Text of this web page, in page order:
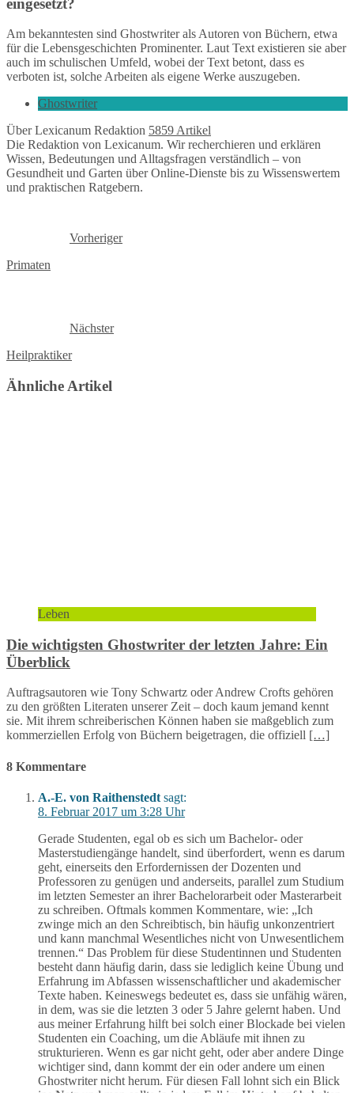
Am bekanntesten sind Ghostwriter als Autoren von Büchern, etwa
für die Lebensgeschichten Prominenter. Laut Text existieren sie aber
auch im schulischen Umfeld, wobei der Text betont, dass es
verboten ist, solche Arbeiten als eigene Werke auszugeben.
Ghostwriter
Über Lexicanum Redaktion 5859 Artikel
Die Redaktion von Lexicanum. Wir recherchieren und erklären
Wissen, Bedeutungen und Alltagsfragen verständlich – von
Gesundheit und Garten über Online-Dienste bis zu Wissenswertem
und praktischen Ratgebern.
Vorheriger
Primaten
Nächster
Heilpraktiker
Ähnliche Artikel
Leben
Die wichtigsten Ghostwriter der letzten Jahre: Ein
Überblick
Auftragsautoren wie Tony Schwartz oder Andrew Crofts gehören
zu den größten Literaten unserer Zeit – doch kaum jemand kennt
sie. Mit ihrem schreiberischen Können haben sie maßgeblich zum
kommerziellen Erfolg von Büchern beigetragen, die offiziell […]
8 Kommentare
A.-E. von Raithenstedt sagt:
8. Februar 2017 um 3:28 Uhr
Gerade Studenten, egal ob es sich um Bachelor- oder
Masterstudiengänge handelt, sind überfordert, wenn es darum
geht, einerseits den Erfordernissen der Dozenten und
Professoren zu genügen und anderseits, parallel zum Studium
im letzten Semester an ihrer Bachelorarbeit oder Masterarbeit
zu schreiben. Oftmals kommen Kommentare, wie: „Ich
zwinge mich an den Schreibtisch, bin häufig unkonzentriert
und kann manchmal Wesentliches nicht von Unwesentlichem
trennen.“ Das Problem für diese Studentinnen und Studenten
besteht dann häufig darin, dass sie lediglich keine Übung und
Erfahrung im Abfassen wissenschaftlicher und akademischer
Texte haben. Keineswegs bedeutet es, dass sie unfähig wären,
in dem, was sie die letzten 3 oder 5 Jahre gelernt haben. Und
aus meiner Erfahrung hilft bei solch einer Blockade bei vielen
Studenten ein Coaching, um die Abläufe mit ihnen zu
strukturieren. Wenn es gar nicht geht, oder aber andere Dinge
wichtiger sind, dann kommt der ein oder andere um einen
Ghostwriter nicht herum. Für diesen Fall lohnt sich ein Blick